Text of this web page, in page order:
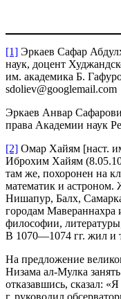
[1] Эркаев Сафар
наук, доцент
им. академика Б.
sdoliev@googlemail.com
Эркаев Анвар
права Академии наук
[2] Омар Хайям [наст.
Иброхим Хайям
там же, похоронен на
математик и астроном.
Нишапур, Балх,
городам Мавераннахра
философии,
В 1070—1074 гг. жил и
На предложение
Низама ал-Мулка
отказавшись, сказал:
г. руководил